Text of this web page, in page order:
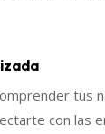
tus
con las